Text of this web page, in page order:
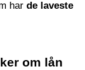
har de laveste
om lån